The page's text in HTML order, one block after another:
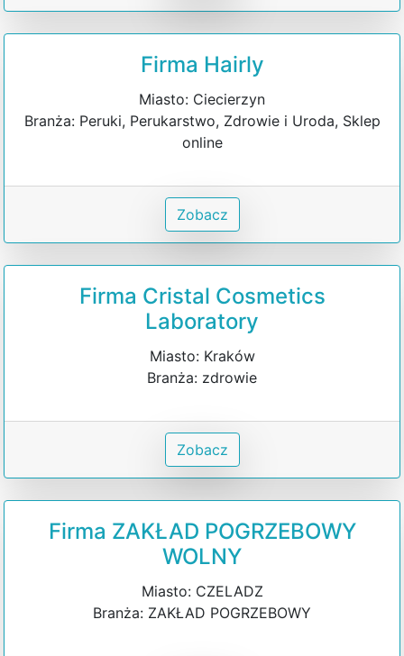
Firma Hairly
Miasto: Ciecierzyn
Branża: Peruki, Perukarstwo, Zdrowie i Uroda, Sklep
online
Zobacz
Firma Cristal Cosmetics
Laboratory
Miasto: Kraków
Branża: zdrowie
Zobacz
Firma ZAKŁAD POGRZEBOWY
WOLNY
Miasto: CZELADZ
Branża: ZAKŁAD POGRZEBOWY